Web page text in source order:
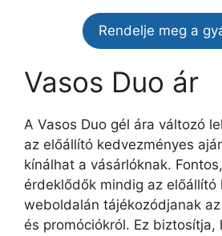
Rendelje meg a
Vasos Duo ár
A Vasos Duo gél ára változó
az előállító kedvezményes
kínálhat a vásárlóknak.
érdeklődők mindig az előállító
weboldalán tájékozódjanak
és promóciókról. Ez biztosítja,